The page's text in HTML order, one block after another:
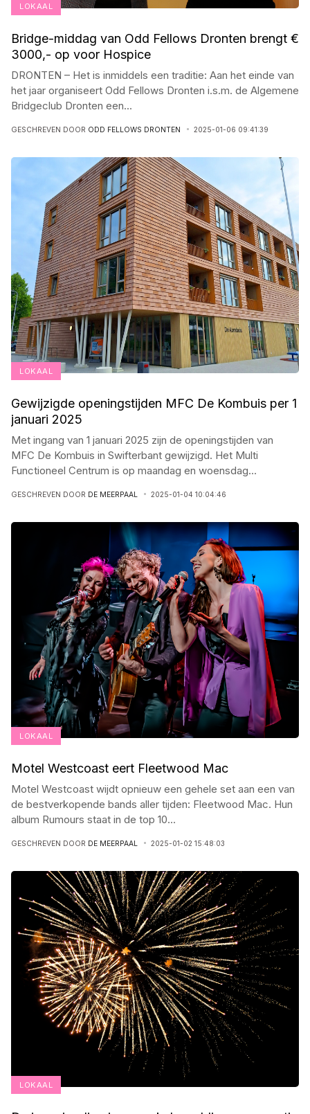
LOKAAL
Bridge-middag van Odd Fellows Dronten brengt €
3000,- op voor Hospice
DRONTEN – Het is inmiddels een traditie: Aan het einde van
het jaar organiseert Odd Fellows Dronten i.s.m. de Algemene
Bridgeclub Dronten een...
GESCHREVEN DOOR ODD FELLOWS DRONTEN 2025-01-06 09:41:39
LOKAAL
Gewijzigde openingstijden MFC De Kombuis per 1
januari 2025
Met ingang van 1 januari 2025 zijn de openingstijden van
MFC De Kombuis in Swifterbant gewijzigd. Het Multi
Functioneel Centrum is op maandag en woensdag...
GESCHREVEN DOOR DE MEERPAAL 2025-01-04 10:04:46
LOKAAL
Motel Westcoast eert Fleetwood Mac
Motel Westcoast wijdt opnieuw een gehele set aan een van
de bestverkopende bands aller tijden: Fleetwood Mac. Hun
album Rumours staat in de top 10...
GESCHREVEN DOOR DE MEERPAAL 2025-01-02 15:48:03
LOKAAL